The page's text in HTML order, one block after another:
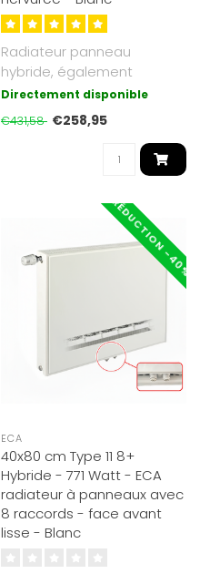
Radiateur panneau
hybride, également
adapté basse
température. Jusqu’à 30 ..
Directement disponible
€431,58 €258,95
RÉDUCTION -40%
ECA
40x80 cm Type 11 8+
Hybride - 771 Watt - ECA
radiateur à panneaux avec
8 raccords - face avant
lisse - Blanc